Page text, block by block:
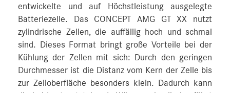
entwickelte und auf Höchstleistung ausgelegte
Batteriezelle. Das CONCEPT AMG GT XX nutzt
zylindrische Zellen, die auffällig hoch und schmal
sind. Dieses Format bringt große Vorteile bei der
Kühlung der Zellen mit sich: Durch den geringen
Durchmesser ist die Distanz vom Kern der Zelle bis
zur Zelloberfläche besonders klein. Dadurch kann